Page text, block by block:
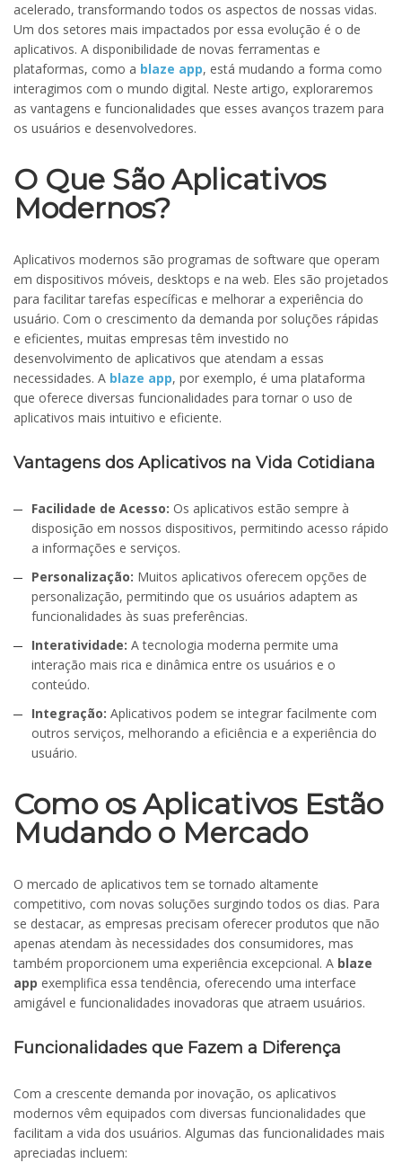
acelerado, transformando todos os aspectos de nossas vidas.
Um dos setores mais impactados por essa evolução é o de
aplicativos. A disponibilidade de novas ferramentas e
plataformas, como a blaze app, está mudando a forma como
interagimos com o mundo digital. Neste artigo, exploraremos
as vantagens e funcionalidades que esses avanços trazem para
os usuários e desenvolvedores.
O Que São Aplicativos
Modernos?
Aplicativos modernos são programas de software que operam
em dispositivos móveis, desktops e na web. Eles são projetados
para facilitar tarefas específicas e melhorar a experiência do
usuário. Com o crescimento da demanda por soluções rápidas
e eficientes, muitas empresas têm investido no
desenvolvimento de aplicativos que atendam a essas
necessidades. A blaze app, por exemplo, é uma plataforma
que oferece diversas funcionalidades para tornar o uso de
aplicativos mais intuitivo e eficiente.
Vantagens dos Aplicativos na Vida Cotidiana
Facilidade de Acesso: Os aplicativos estão sempre à
disposição em nossos dispositivos, permitindo acesso rápido
a informações e serviços.
Personalização: Muitos aplicativos oferecem opções de
personalização, permitindo que os usuários adaptem as
funcionalidades às suas preferências.
Interatividade: A tecnologia moderna permite uma
interação mais rica e dinâmica entre os usuários e o
conteúdo.
Integração: Aplicativos podem se integrar facilmente com
outros serviços, melhorando a eficiência e a experiência do
usuário.
Como os Aplicativos Estão
Mudando o Mercado
O mercado de aplicativos tem se tornado altamente
competitivo, com novas soluções surgindo todos os dias. Para
se destacar, as empresas precisam oferecer produtos que não
apenas atendam às necessidades dos consumidores, mas
também proporcionem uma experiência excepcional. A blaze
app exemplifica essa tendência, oferecendo uma interface
amigável e funcionalidades inovadoras que atraem usuários.
Funcionalidades que Fazem a Diferença
Com a crescente demanda por inovação, os aplicativos
modernos vêm equipados com diversas funcionalidades que
facilitam a vida dos usuários. Algumas das funcionalidades mais
apreciadas incluem: